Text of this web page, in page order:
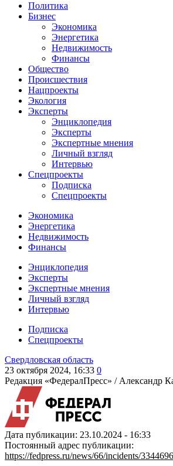
Политика
Бизнес
Экономика
Энергетика
Недвижимость
Финансы
Общество
Происшествия
Нацпроекты
Экология
Эксперты
Энциклопедия
Эксперты
Экспертные мнения
Личный взгляд
Интервью
Спецпроекты
Подписка
Спецпроекты
Экономика
Энергетика
Недвижимость
Финансы
Энциклопедия
Эксперты
Экспертные мнения
Личный взгляд
Интервью
Подписка
Спецпроекты
Свердловская область
23 октября 2024, 16:33 0
Редакция «ФедералПресс» / Александр
Дата публикации: 23.10.2024 - 16:33
Постоянный адрес публикации:
https://fedpress.ru/news/66/incidents/3344696